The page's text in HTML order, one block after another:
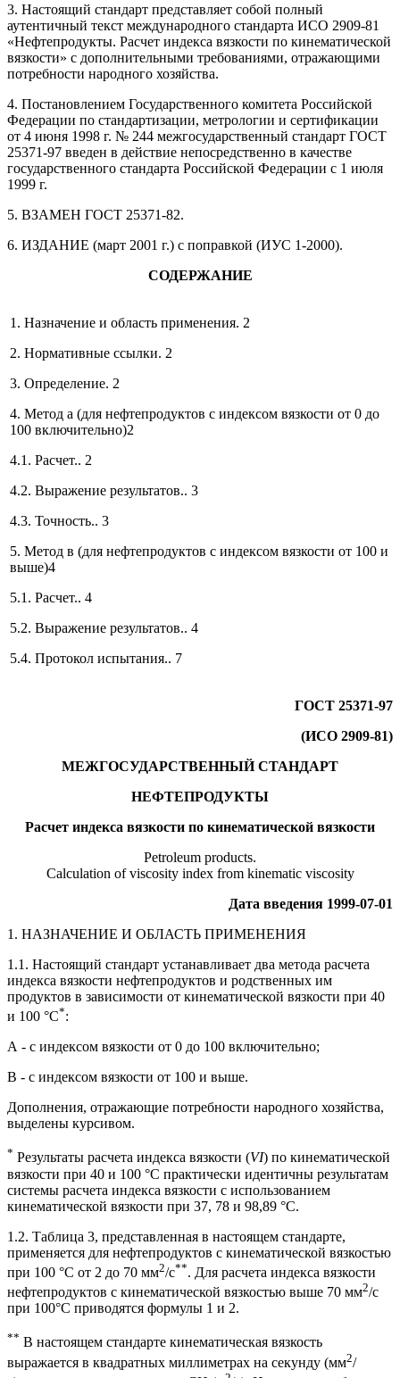
3. Настоящий стандарт представляет собой полный
аутентичный текст международного стандарта ИСО 2909-81
«Нефтепродукты. Расчет индекса вязкости по кинематической
вязкости» с дополнительными требованиями, отражающими
потребности народного хозяйства.
4. Постановлением Государственного комитета Российской
Федерации по стандартизации, метрологии и сертификации
от 4 июня 1998 г. № 244 межгосударственный стандарт ГОСТ
25371-97 введен в действие непосредственно в качестве
государственного стандарта Российской Федерации с 1 июля
1999 г.
5. ВЗАМЕН ГОСТ 25371-82.
6. ИЗДАНИЕ (март 2001 г.) с поправкой (ИУС 1-2000).
СОДЕРЖАНИЕ
1. Назначение и область применения. 2
2. Нормативные ссылки. 2
3. Определение. 2
4. Метод а (для нефтепродуктов с индексом вязкости от 0 до
100 включительно)2
4.1. Расчет.. 2
4.2. Выражение результатов.. 3
4.3. Точность.. 3
5. Метод в (для нефтепродуктов с индексом вязкости от 100 и
выше)4
5.1. Расчет.. 4
5.2. Выражение результатов.. 4
5.4. Протокол испытания.. 7
ГОСТ 25371-97
(ИСО 2909-81)
МЕЖГОСУДАРСТВЕННЫЙ СТАНДАРТ
НЕФТЕПРОДУКТЫ
Расчет индекса вязкости по кинематической вязкости
Petroleum products.
Calculation of viscosity index from kinematic viscosity
Дата введения 1999-07-01
1. НАЗНАЧЕНИЕ И ОБЛАСТЬ ПРИМЕНЕНИЯ
1.1. Настоящий стандарт устанавливает два метода расчета
индекса вязкости нефтепродуктов и родственных им
продуктов в зависимости от кинематической вязкости при 40
и 100 °С*:
А - с индексом вязкости от 0 до 100 включительно;
В - с индексом вязкости от 100 и выше.
Дополнения, отражающие потребности народного хозяйства,
выделены курсивом.
* Результаты расчета индекса вязкости (VI) по кинематической
вязкости при 40 и 100 °С практически идентичны результатам
системы расчета индекса вязкости с использованием
кинематической вязкости при 37, 78 и 98,89 °С.
1.2. Таблица 3, представленная в настоящем стандарте,
применяется для нефтепродуктов с кинематической вязкостью
при 100 °С от 2 до 70 мм2/с**. Для расчета индекса вязкости
нефтепродуктов с кинематической вязкостью выше 70 мм2/с
при 100°С приводятся формулы 1 и 2.
** В настоящем стандарте кинематическая вязкость
выражается в квадратных миллиметрах на секунду (мм2/